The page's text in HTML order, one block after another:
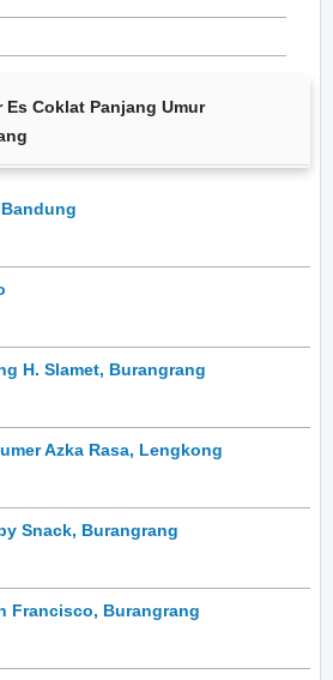
Es Coklat Panjang Umur
H. Slamet, Burangrang
Azka Rasa, Lengkong
Snack, Burangrang
Francisco, Burangrang